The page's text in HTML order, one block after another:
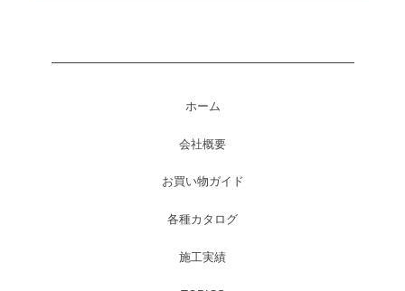
ホーム
会社概要
お買い物ガイド
各種カタログ
施工実績